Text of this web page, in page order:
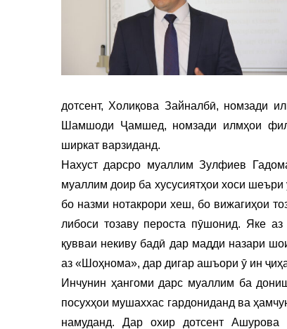
дотсент, Холиқова Зайналбӣ, номзади
Шамшоди Ҷамшед, номзади илмҳои
ширкат варзиданд.
Нахуст дарсро муаллим Зулфиев
муаллим доир ба хусусиятҳои хоси
бо назми нотакрори хеш, бо вижагиҳои
либоси тозаву пероста пӯшонид. Яке
қувваи некиву бадӣ дар мадди назари
аз «Шоҳнома», дар дигар ашъори ӯ ин
Инчунин ҳангоми дарс муаллим ба
посухҳои мушаххас гардониданд ва
намуданд. Дар охир дотсент